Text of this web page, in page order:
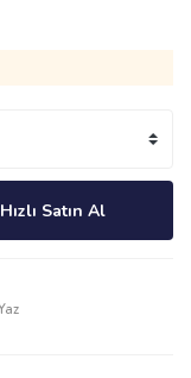
Hızlı Satın Al